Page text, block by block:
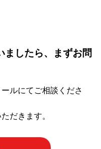
ましたら、まずお問
ルにてご相談くださ
だきます。